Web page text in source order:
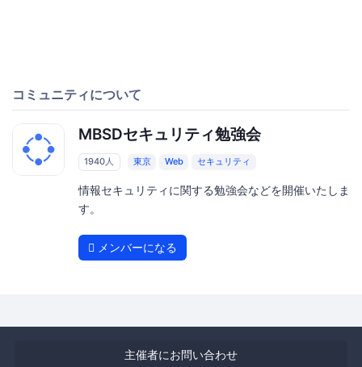
コミュニティについて
MBSDセキュリティ勉強会
1940人 東京 Web セキュリティ
情報セキュリティに関する勉強会などを開催いたしま
す。
メンバーになる
主催者にお問い合わせ